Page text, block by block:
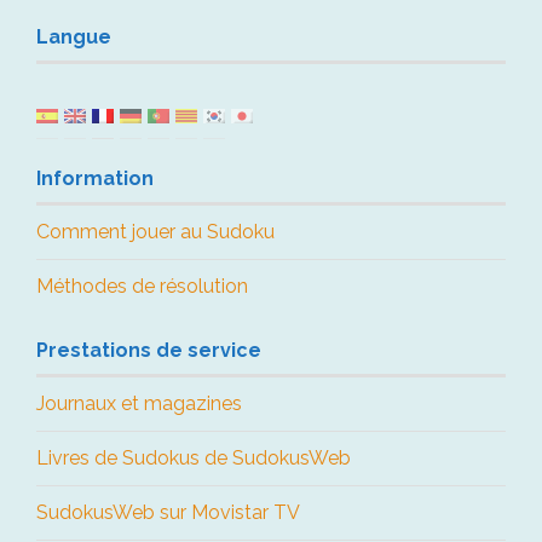
Langue
Information
Comment jouer au Sudoku
Méthodes de résolution
Prestations de service
Journaux et magazines
Livres de Sudokus de SudokusWeb
SudokusWeb sur Movistar TV